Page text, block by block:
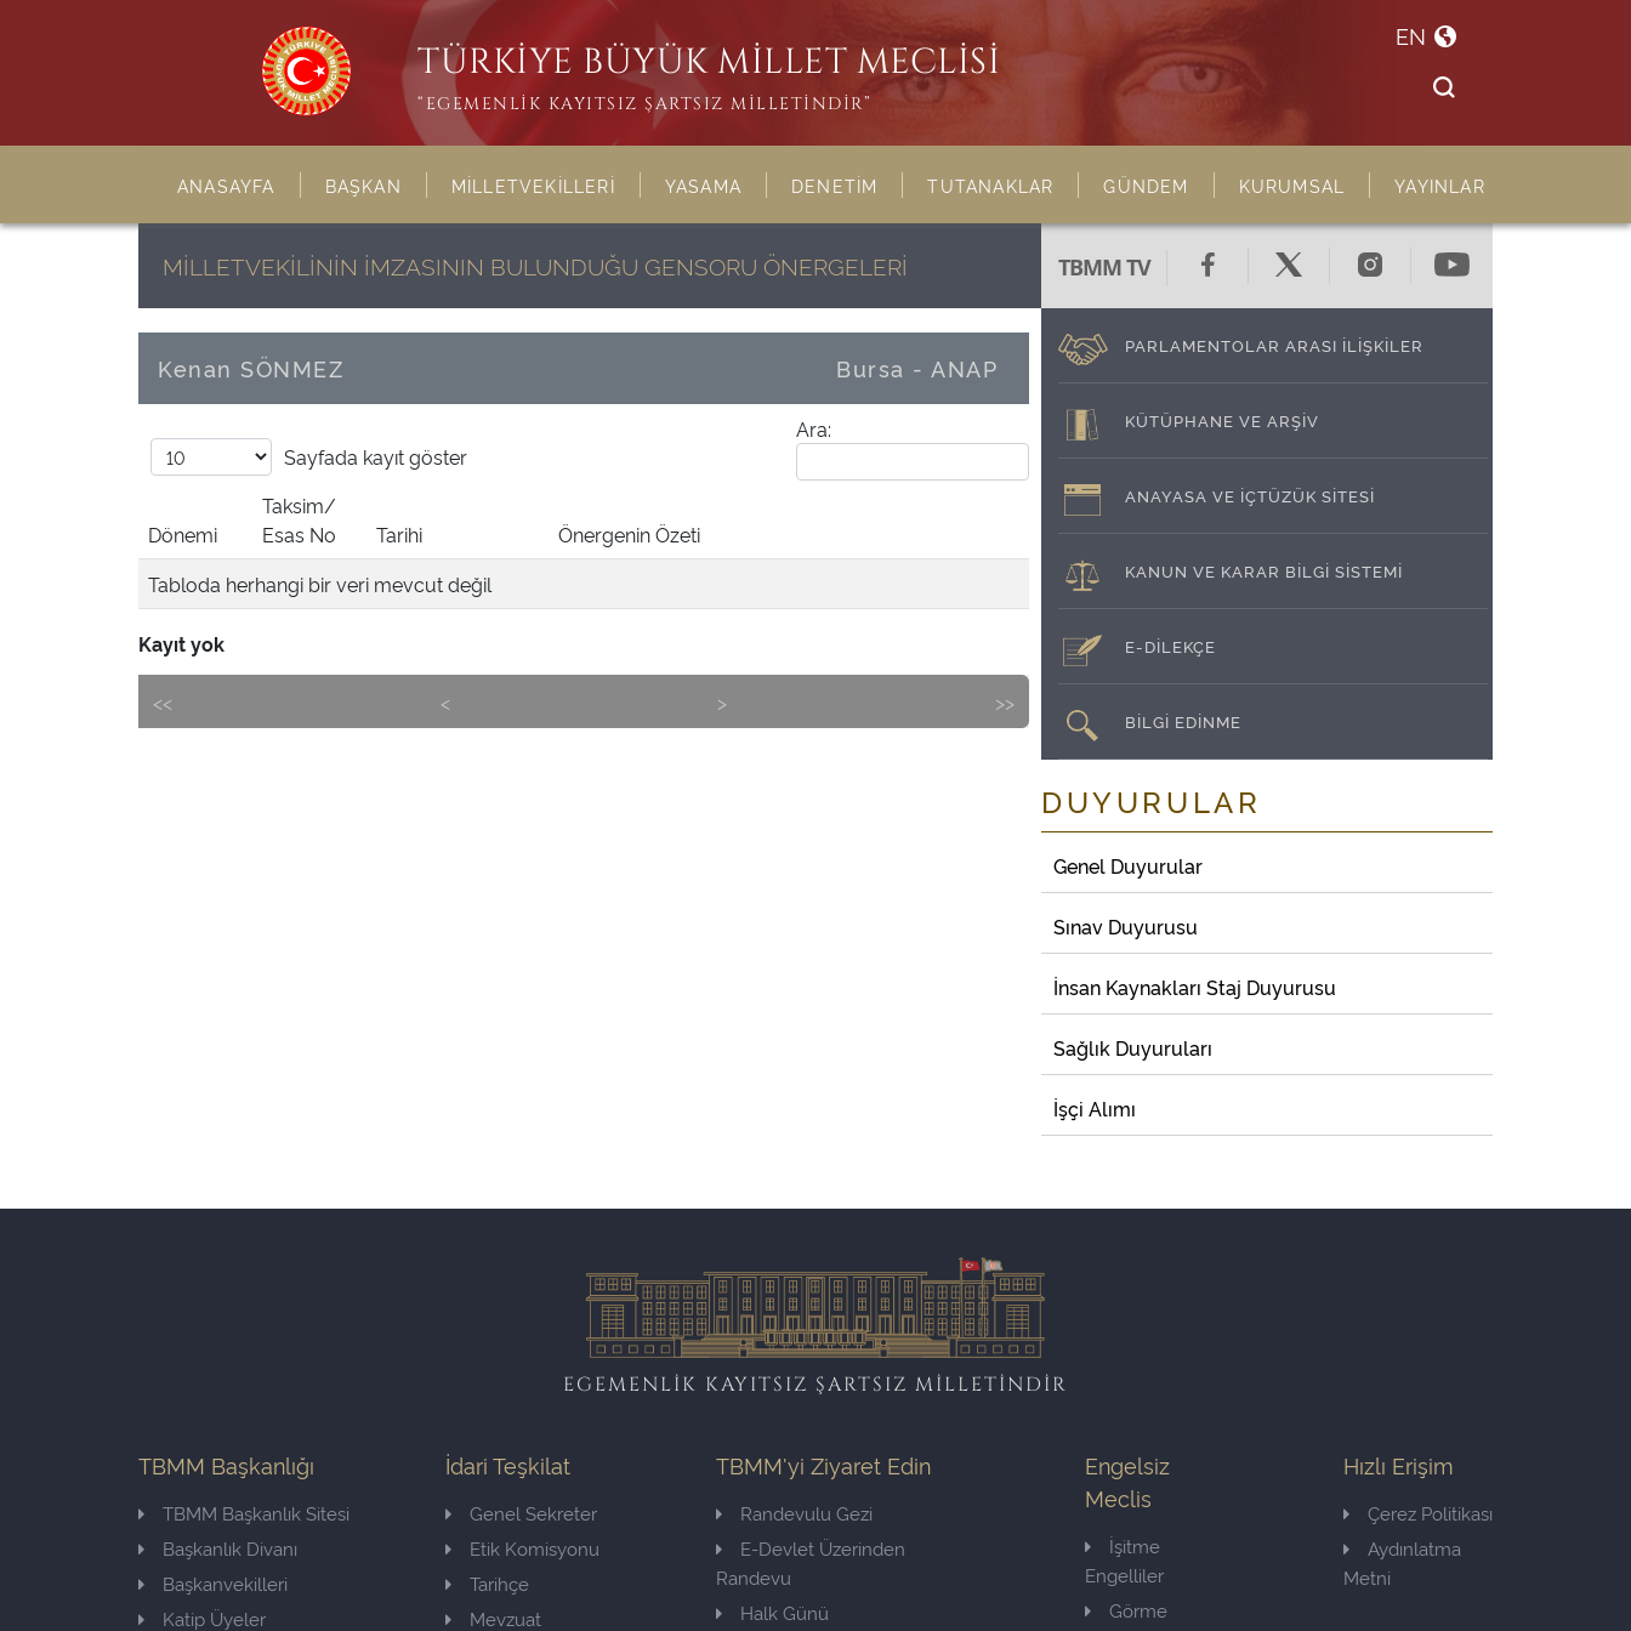
TÜRKİYE BÜYÜK MİLLET MECLİSİ
“EGEMENLİK KAYITSIZ ŞARTSIZ MİLLETİNDİR”
EN
ANASAYFA BAŞKAN MİLLETVEKİLLERİ YASAMA DENETİM TUTANAKLAR GÜNDEM KURUMSAL YAYINLAR
MİLLETVEKİLİNİN İMZASININ BULUNDUĞU GENSORU ÖNERGELERİ
Kenan SÖNMEZ Bursa - ANAP
Ara:
Sayfada kayıt göster
Dönemi
Taksim/
Esas No
Tarihi
Önergenin Özeti
Tabloda herhangi bir veri mevcut değil
Kayıt yok
<< < > >>
TBMM TV
PARLAMENTOLAR ARASI İLİŞKİLER
KÜTÜPHANE VE ARŞİV
ANAYASA VE İÇTÜZÜK SİTESİ
KANUN VE KARAR BİLGİ SİSTEMİ
E-DİLEKÇE
BİLGİ EDİNME
DUYURULAR
Genel Duyurular
Sınav Duyurusu
İnsan Kaynakları Staj Duyurusu
Sağlık Duyuruları
İşçi Alımı
EGEMENLİK KAYITSIZ ŞARTSIZ MİLLETİNDİR
TBMM Başkanlığı
TBMM Başkanlık Sitesi
Başkanlık Divanı
Başkanvekilleri
Katip Üyeler
İdari Teşkilat
Genel Sekreter
Etik Komisyonu
Tarihçe
Mevzuat
TBMM'yi Ziyaret Edin
Randevulu Gezi
E-Devlet Üzerinden
Randevu
Halk Günü
Engelsiz
Meclis
İşitme
Engelliler
Görme
Hızlı Erişim
Çerez Politikası
Aydınlatma
Metni